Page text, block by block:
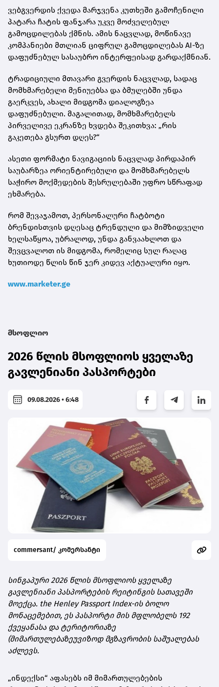
ვებგვერდის ქვედა მარჯვენა კუთხეში გამოჩენილი
პატარა ჩატის ფანჯარა უკვე მოძველებულ
გამოცდილებას ქმნის. ამის ნაცვლად, მოწინავე
კომპანიები მთლიან ციფრულ გამოცდილებას AI-ზე
დაფუძნებულ სასაუბრო ინტერფეისად გარდაქმნიან.
ტრადიციული მთავარი გვერდის ნაცვლად, სადაც
მომხმარებელი მენიუებსა და ბმულებში უნდა
გაერკვეს, ახალი მიდგომა დიალოგზეა
დაფუძნებული. მაგალითად, მომხმარებელს
პირველივე ეკრანზე ხვდება შეკითხვა: „რის
გაკეთება გსურთ დღეს?“
ასეთი ფორმატი ნავიგაციის ნაცვლად პირდაპირ
საუბარზეა ორიენტირებული და მომხმარებელს
საჭირო მოქმედების შესრულებაში უფრო სწრაფად
ეხმარება.
რომ შევაჯამოთ, პერსონალური ჩატბოტი
ბრენდისთვის დღესაც ტრენდული და მიმზიდველი
ხელსაწყოა, უბრალოდ, უნდა განვაახლოთ და
შევცვალოთ ის მიდგომა, რომელიც სულ რაღაც
ხუთიოდე წლის წინ ჯერ კიდევ აქტუალური იყო.
www.marketer.ge
მსოფლიო
2026 წლის მსოფლიოს ყველაზე
გავლენიანი პასპორტები
09.08.2026 • 6:48
commersant/ კომერსანტი
სინგაპური 2026 წლის მსოფლიოს ყველაზე
გავლენიანი პასპორტების რეიტინგის სათავეში
მოექცა. the Henley Passport Index-ის ბოლო
მონაცემებით, ეს პასპორტი მის მფლობელს 192
ქვეყანასა და ტერიტორიაზე
(მიმართულებაზეუვიზოდ მგზავრობის საშუალებას
აძლევს.
„ინდექსი“ აფასებს იმ მიმართულებების